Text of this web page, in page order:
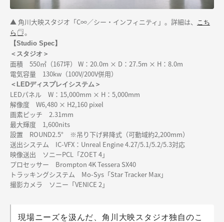
▲ 角川大映スタジオ「C∞／シー・インフィニティ 」。詳細は、
こち
ら
。
【Studio Spec】
＜スタジオ＞
面積 550㎡（167坪） W：20.0m × D：27.5m × H：8.0m
電気容量 130kw（100V/200V併用）
＜LEDディスプレイシステム＞
LEDパネル W：15,000mm × H：5,000mm
解像度 W6,480 × H2,160 pixel
画素ピッチ 2.31mm
最大輝度 1,600nits
設置 ROUND2.5° ※吊り下げ昇降式（可動域約2,200mm）
送出システム IC-VFX：Unreal Engine 4.27/5.1/5.2/5.3対応
映像送出 ソニーPCL「ZOET 4」
プロセッサー Brompton 4K Tessera SX40
トラッキングシステム Mo-Sys「Star Tracker Max」
撮影カメラ ソニー「VENICE 2」
現場ニーズを汲んだ、角川大映スタジオ独自のこ